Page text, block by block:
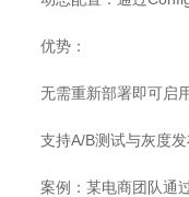
优势：
无需重新部署即可启
支持A/B测试与灰度发
案例：某电商团队通